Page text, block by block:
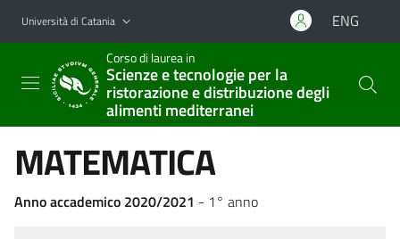
Vai al contenuto principale
Vai al menu di navigazione
Università di Catania ENG
Corso di laurea in
Scienze e tecnologie per la
ristorazione e distribuzione degli
alimenti mediterranei
MATEMATICA
Anno accademico 2020/2021 - 1° anno